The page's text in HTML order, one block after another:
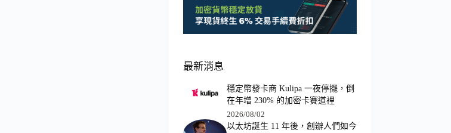
最新消息
穩定幣發卡商 Kulipa 一夜停擺，倒
在年增 230% 的加密卡賽道裡
2026/08/02
以太坊誕生 11 年後，創辦人們如今